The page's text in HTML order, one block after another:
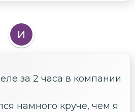
И
за 2 часа в компании
намного круче, чем я